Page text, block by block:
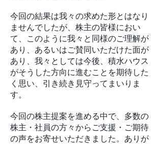
今回の結果は我々の求めた形とはなり
ませんでしたが、株主の皆様におい
て、このように我々と同様のご理解が
あり、あるいはご賛同いただけた面が
あり、我々としては今後、積水ハウス
がそうした方向に進むことを期待した
く思い、引き続き見守ってまいりま
す。
今回の株主提案を進める中で、多数の
株主・社員の方々からご支援・ご期待
の声をお寄せいただきました。ありが